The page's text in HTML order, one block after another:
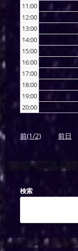
11:00
12:00
13:00
14:00
15:00
16:00
17:00
18:00
19:00
20:00
前(1/2) 前日
検索